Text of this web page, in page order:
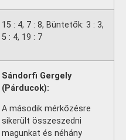
15 : 4, 7 : 8, Büntetők: 3 : 3,
5 : 4, 19 : 7
Sándorfi Gergely
(Párducok):
A második mérkőzésre
sikerült összeszedni
magunkat és néhány